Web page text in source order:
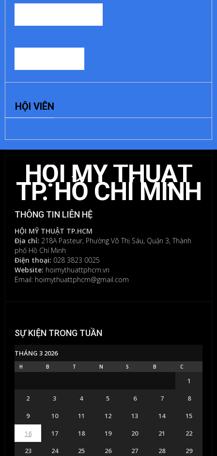
ĐỂ
LẠI
MỘT
LUẬN
Bạn
đăng
nhập
để
gửi
bình
luận.
HỘI VIÊN
HỘI MỸ THUẬT
TP. HỒ CHÍ MINH
THÔNG TIN LIÊN HỆ
HỘI MỸ THUẬT TP.HCM
Địa chỉ: 218A Pasteur, Phường Võ Thị Sáu, Quận 3, Thành
phố Hồ Chí Minh
Điện thoại: 028 3823 0025
Website: hoimythuattphcm.vn
Email: hoimythuattphcm@gmail.com
SỰ KIỆN TRONG TUẦN
THÁNG 3 2026
H B T N S B C
1
2
3 4 5 6 7
8
9
10 11 12 13 14
15
16
17 18 19 20 21
22
23
24 25 26 27 28
29